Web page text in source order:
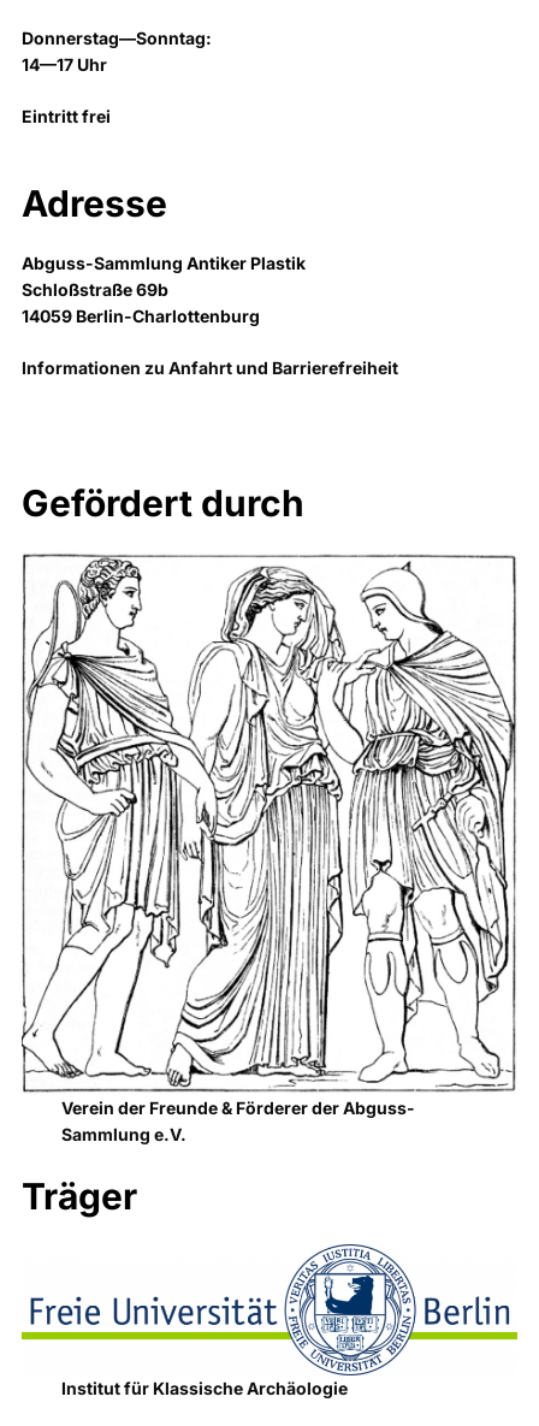
Donnerstag—Sonntag:
14—17 Uhr
Eintritt frei
Adresse
Abguss-Sammlung Antiker Plastik
Schloßstraße 69b
14059 Berlin-Charlottenburg
Informationen zu Anfahrt und Barrierefreiheit
Gefördert durch
Verein der Freunde & Förderer der Abguss-
Sammlung e.V.
Träger
Institut für Klassische Archäologie